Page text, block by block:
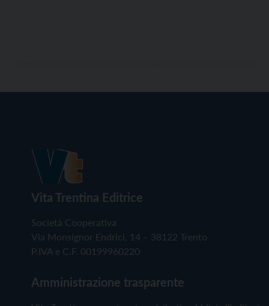
Vita Trentina Editrice
Società Cooperativa
Via Monsignor Endrici, 14 – 38122 Trento
P.IVA e C.F. 00199960220
Amministrazione trasparente